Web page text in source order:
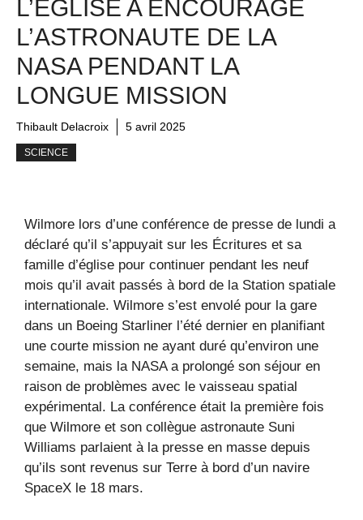
L’ÉGLISE A ENCOURAGÉ
L’ASTRONAUTE DE LA
NASA PENDANT LA
LONGUE MISSION
Thibault Delacroix 5 avril 2025
SCIENCE
Wilmore lors d’une conférence de presse de lundi a
déclaré qu’il s’appuyait sur les Écritures et sa
famille d’église pour continuer pendant les neuf
mois qu’il avait passés à bord de la Station spatiale
internationale. Wilmore s’est envolé pour la gare
dans un Boeing Starliner l’été dernier en planifiant
une courte mission ne ayant duré qu’environ une
semaine, mais la NASA a prolongé son séjour en
raison de problèmes avec le vaisseau spatial
expérimental. La conférence était la première fois
que Wilmore et son collègue astronaute Suni
Williams parlaient à la presse en masse depuis
qu’ils sont revenus sur Terre à bord d’un navire
SpaceX le 18 mars.